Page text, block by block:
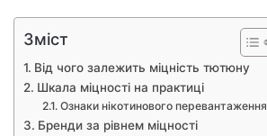
Зміст
Від чого залежить міцність тютюну
Шкала міцності на практиці
Ознаки нікотинового перевантаження
Бренди за рівнем міцності